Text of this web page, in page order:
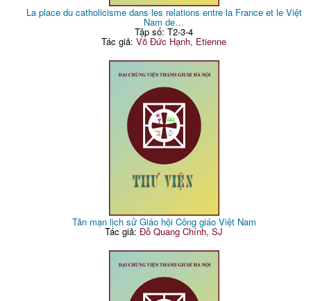
La place du catholicisme dans les relations entre la France et le Việt
Nam de…
Tập số: T2-3-4
Tác giả:Võ Đức Hạnh, Etienne
Tản mạn lịch sử Giáo hội Công giáo Việt Nam
Tác giả:Đỗ Quang Chính, SJ